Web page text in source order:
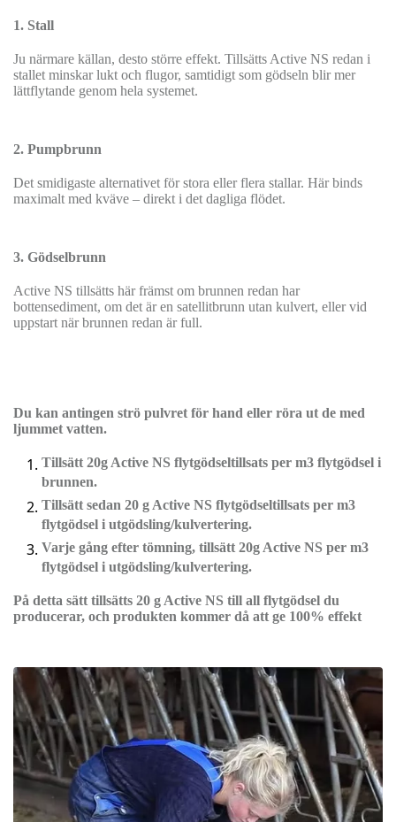
1. Stall
Ju närmare källan, desto större effekt. Tillsätts Active NS redan i
stallet minskar lukt och flugor, samtidigt som gödseln blir mer
lättflytande genom hela systemet.
2. Pumpbrunn
Det smidigaste alternativet för stora eller flera stallar. Här binds
maximalt med kväve – direkt i det dagliga flödet.
3. Gödselbrunn
Active NS tillsätts här främst om brunnen redan har
bottensediment, om det är en satellitbrunn utan kulvert, eller vid
uppstart när brunnen redan är full.
Du kan antingen strö pulvret för hand eller röra ut de med
ljummet vatten.
Tillsätt 20g Active NS flytgödseltillsats per m3 flytgödsel i
brunnen.
Tillsätt sedan 20 g Active NS flytgödseltillsats per m3
flytgödsel i utgödsling/kulvertering.
Varje gång efter tömning, tillsätt 20g Active NS per m3
flytgödsel i utgödsling/kulvertering.
På detta sätt tillsätts 20 g Active NS till all flytgödsel du
producerar, och produkten kommer då att ge 100% effekt